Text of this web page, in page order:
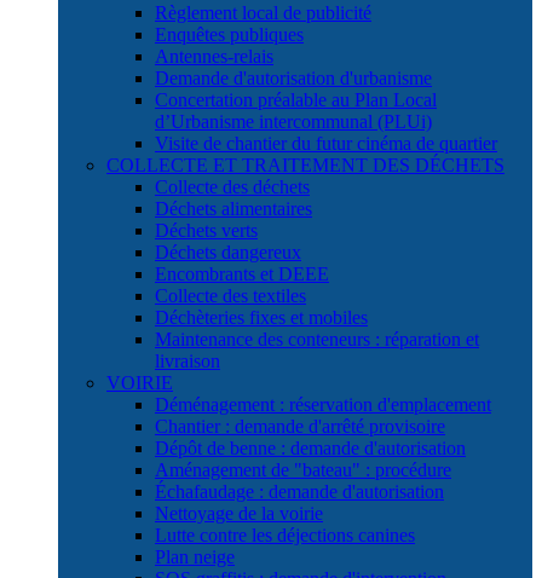
Règlement local de publicité
Enquêtes publiques
Antennes-relais
Demande d'autorisation d'urbanisme
Concertation préalable au Plan Local
d’Urbanisme intercommunal (PLUi)
Visite de chantier du futur cinéma de quartier
COLLECTE ET TRAITEMENT DES DÉCHETS
Collecte des déchets
Déchets alimentaires
Déchets verts
Déchets dangereux
Encombrants et DEEE
Collecte des textiles
Déchèteries fixes et mobiles
Maintenance des conteneurs : réparation et
livraison
VOIRIE
Déménagement : réservation d'emplacement
Chantier : demande d'arrêté provisoire
Dépôt de benne : demande d'autorisation
Aménagement de "bateau" : procédure
Échafaudage : demande d'autorisation
Nettoyage de la voirie
Lutte contre les déjections canines
Plan neige